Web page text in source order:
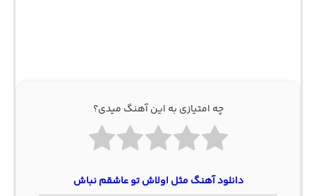
چه امتیازی به این آهنگ میدی؟
دانلود آهنگ مثل اولاش تو عاشقم نباش